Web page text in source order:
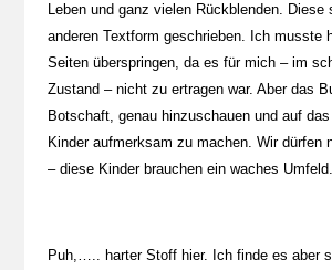
Leben und ganz vielen Rückblenden. Diese
anderen Textform geschrieben. Ich musste
Seiten überspringen, da es für mich – im
Zustand – nicht zu ertragen war. Aber das
Botschaft, genau hinzuschauen und auf
Kinder aufmerksam zu machen. Wir dürfen
– diese Kinder brauchen ein waches Umfeld.
Puh,….. harter Stoff hier. Ich finde es aber